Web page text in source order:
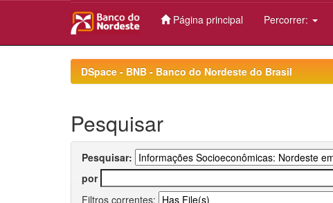
Página principal Percorrer:
DSpace - BNB - Banco do Nordeste do Brasil
Pesquisar
Pesquisar:
por
Filtros correntes: